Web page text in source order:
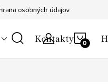
osobných údajov
Kontakty